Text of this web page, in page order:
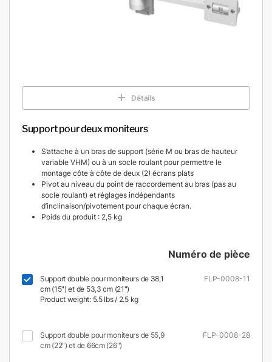
Détails
Support pour deux moniteurs
S’attache à un bras de support (série M ou bras de hauteur
variable VHM) ou à un socle roulant pour permettre le
montage côte à côte de deux (2) écrans plats
Pivot au niveau du point de raccordement au bras (pas au
socle roulant) et réglages indépendants
d’inclinaison/pivotement pour chaque écran.
Poids du produit : 2,5 kg
Numéro de pièce
Support double pour moniteurs de 38,1
cm (15") et de 53,3 cm (21")
Product weight: 5.5 lbs / 2.5 kg
FLP-0008-11
Support double pour moniteurs de 55,9
cm (22") et de 66cm (26")
FLP-0008-28